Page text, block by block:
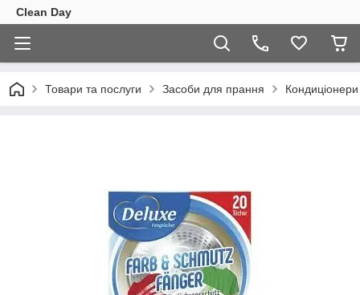
Clean Day
Товари та послуги Засоби для прання